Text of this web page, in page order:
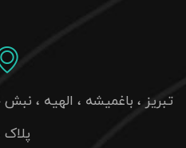
تبریز ، باغمیشه ، الهیه ، نبش
پلاک 18